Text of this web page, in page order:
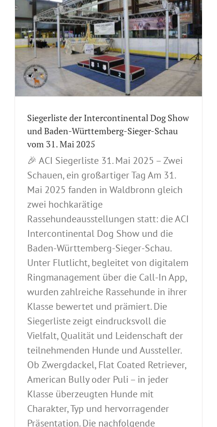
Siegerliste der Intercontinental Dog Show
und Baden-Württemberg-Sieger-Schau
vom 31. Mai 2025
🎉 ACI Siegerliste 31. Mai 2025 – Zwei
Schauen, ein großartiger Tag Am 31.
Mai 2025 fanden in Waldbronn gleich
zwei hochkarätige
Rassehundeausstellungen statt: die ACI
Intercontinental Dog Show und die
Baden-Württemberg-Sieger-Schau.
Unter Flutlicht, begleitet von digitalem
Ringmanagement über die Call-In App,
wurden zahlreiche Rassehunde in ihrer
Klasse bewertet und prämiert. Die
Siegerliste zeigt eindrucksvoll die
Vielfalt, Qualität und Leidenschaft der
teilnehmenden Hunde und Aussteller.
Ob Zwergdackel, Flat Coated Retriever,
American Bully oder Puli – in jeder
Klasse überzeugten Hunde mit
Charakter, Typ und hervorragender
Präsentation. Die nachfolgende